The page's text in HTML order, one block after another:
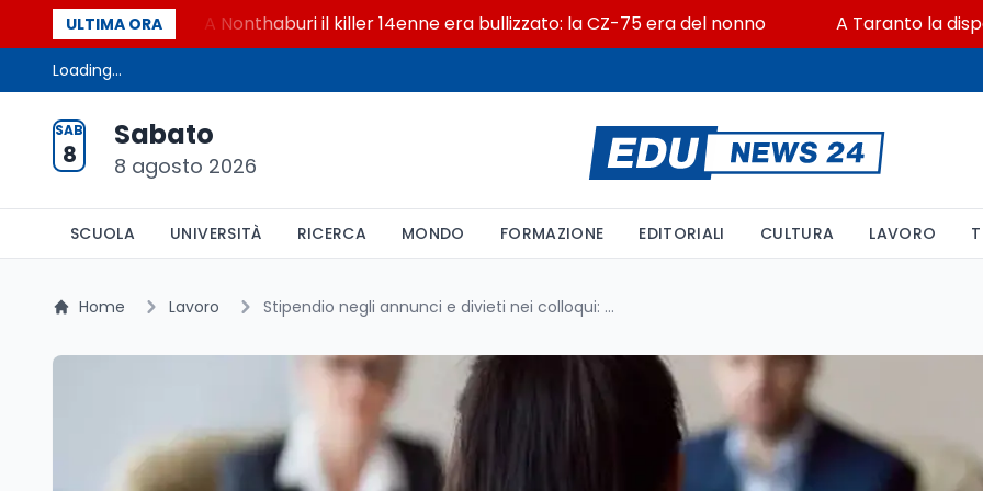
ULTIMA ORA
AI A Nonthaburi il killer 14enne era bullizzato: la CZ-75 era del nonno A Taranto la
Loading...
SAB
8
Sabato
8 agosto 2026
SCUOLA UNIVERSITÀ RICERCA MONDO FORMAZIONE EDITORIALI CULTURA LAVORO
Home Lavoro Stipendio negli annunci e divieti nei colloqui: cosa cambia davvero